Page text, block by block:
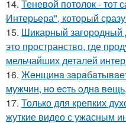
14. Теневой потолок - тот
Интерьера", который
15. Шикарный
это пространство, где
мельчайших деталей
16. Жeнщинa
мужчин, нo ecть oднa
17. Только для крепких
жуткие видео с ужасным